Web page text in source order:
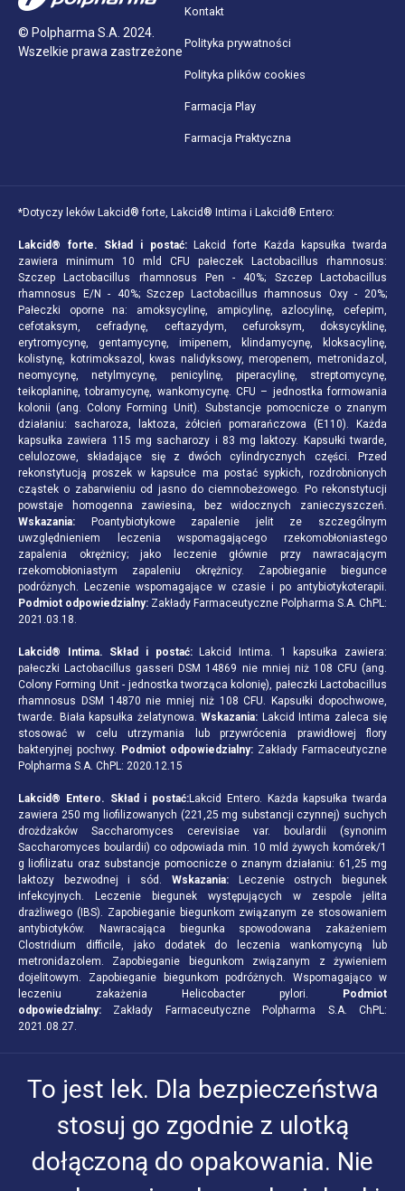
© Polpharma S.A. 2024.
Wszelkie prawa zastrzeżone
Kontakt
Polityka prywatności
Polityka plików cookies
Farmacja Play
Farmacja Praktyczna
*Dotyczy leków Lakcid® forte, Lakcid® Intima i Lakcid® Entero:
Lakcid® forte. Skład i postać:Lakcid forte Każda kapsułka twarda
zawiera minimum 10 mld CFU pałeczek Lactobacillus rhamnosus:
Szczep Lactobacillus rhamnosus Pen - 40%; Szczep Lactobacillus
rhamnosus E/N - 40%; Szczep Lactobacillus rhamnosus Oxy - 20%;
Pałeczki oporne na: amoksycylinę, ampicylinę, azlocylinę, cefepim,
cefotaksym, cefradynę, ceftazydym, cefuroksym, doksycyklinę,
erytromycynę, gentamycynę, imipenem, klindamycynę, kloksacylinę,
kolistynę, kotrimoksazol, kwas nalidyksowy, meropenem, metronidazol,
neomycynę, netylmycynę, penicylinę, piperacylinę, streptomycynę,
teikoplaninę, tobramycynę, wankomycynę. CFU – jednostka formowania
kolonii (ang. Colony Forming Unit). Substancje pomocnicze o znanym
działaniu: sacharoza, laktoza, żółcień pomarańczowa (E110). Każda
kapsułka zawiera 115 mg sacharozy i 83 mg laktozy. Kapsułki twarde,
celulozowe, składające się z dwóch cylindrycznych części. Przed
rekonstytucją proszek w kapsułce ma postać sypkich, rozdrobnionych
cząstek o zabarwieniu od jasno do ciemnobeżowego. Po rekonstytucji
powstaje homogenna zawiesina, bez widocznych zanieczyszczeń.
Wskazania: Poantybiotykowe zapalenie jelit ze szczególnym
uwzględnieniem leczenia wspomagającego rzekomobłoniastego
zapalenia okrężnicy; jako leczenie głównie przy nawracającym
rzekomobłoniastym zapaleniu okrężnicy. Zapobieganie biegunce
podróżnych. Leczenie wspomagające w czasie i po antybiotykoterapii.
Podmiot odpowiedzialny: Zakłady Farmaceutyczne Polpharma S.A. ChPL:
2021.03.18.
Lakcid® Intima. Skład i postać:Lakcid Intima. 1 kapsułka zawiera:
pałeczki Lactobacillus gasseri DSM 14869 nie mniej niż 108 CFU (ang.
Colony Forming Unit - jednostka tworząca kolonię), pałeczki Lactobacillus
rhamnosus DSM 14870 nie mniej niż 108 CFU. Kapsułki dopochwowe,
twarde. Biała kapsułka żelatynowa. Wskazania: Lakcid Intima zaleca się
stosować w celu utrzymania lub przywrócenia prawidłowej flory
bakteryjnej pochwy. Podmiot odpowiedzialny: Zakłady Farmaceutyczne
Polpharma S.A. ChPL: 2020.12.15
Lakcid® Entero. Skład i postać:Lakcid Entero. Każda kapsułka twarda
zawiera 250 mg liofilizowanych (221,25 mg substancji czynnej) suchych
drożdżaków Saccharomyces cerevisiae var. boulardii (synonim
Saccharomyces boulardii) co odpowiada min. 10 mld żywych komórek/1
g liofilizatu oraz substancje pomocnicze o znanym działaniu: 61,25 mg
laktozy bezwodnej i sód. Wskazania:Leczenie ostrych biegunek
infekcyjnych. Leczenie biegunek występujących w zespole jelita
drażliwego (IBS). Zapobieganie biegunkom związanym ze stosowaniem
antybiotyków. Nawracająca biegunka spowodowana zakażeniem
Clostridium difficile, jako dodatek do leczenia wankomycyną lub
metronidazolem. Zapobieganie biegunkom związanym z żywieniem
dojelitowym. Zapobieganie biegunkom podróżnych. Wspomagająco w
leczeniu zakażenia Helicobacter pylori.
Podmiot
odpowiedzialny: Zakłady Farmaceutyczne Polpharma S.A. ChPL:
2021.08.27.
To jest lek. Dla bezpieczeństwa
stosuj go zgodnie z ulotką
dołączoną do opakowania. Nie